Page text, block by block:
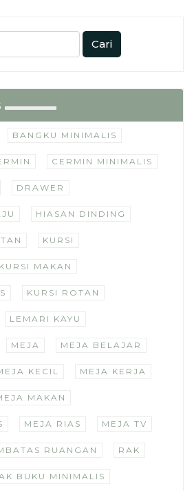
Cari
BANGKU MINIMALIS
CERMIN MINIMALIS
DRAWER
HIASAN DINDING
KURSI
KURSI MAKAN
KURSI ROTAN
LEMARI KAYU
MEJA MEJA BELAJAR
KECIL MEJA KERJA
MAKAN
MEJA RIAS MEJA TV
RUANGAN RAK
BUKU MINIMALIS